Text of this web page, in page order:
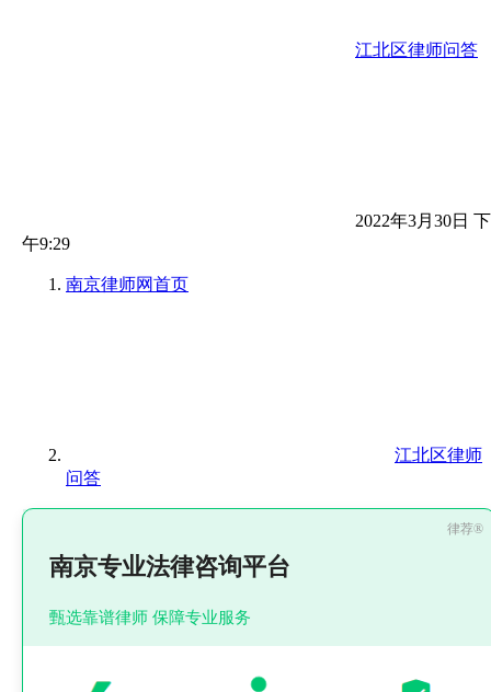
江北区律师问答
2022年3月30日 下
午9:29
南京律师网首页
江北区律师
问答
南京专业法律咨询平台
甄选靠谱律师 保障专业服务